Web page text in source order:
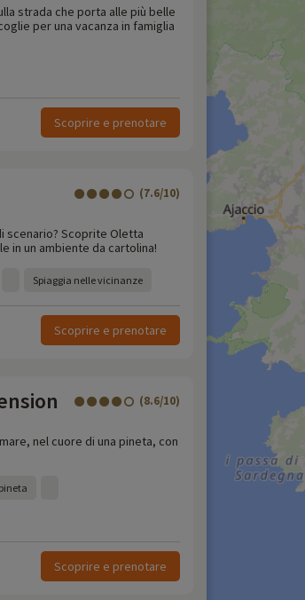
strada che porta alle più belle
per una vacanza in famiglia
Scoprire e prenotare
(7.6/10)
scenario? Scoprite Oletta
in un ambiente da cartolina!
Spiaggia nelle vicinanze
Scoprire e prenotare
(8.6/10)
nel cuore di una pineta, con
Scoprire e prenotare